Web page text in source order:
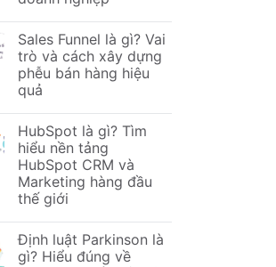
Sales Funnel là gì? Vai
trò và cách xây dựng
phễu bán hàng hiệu
quả
HubSpot là gì? Tìm
hiểu nền tảng
HubSpot CRM và
Marketing hàng đầu
thế giới
Định luật Parkinson là
gì? Hiểu đúng về